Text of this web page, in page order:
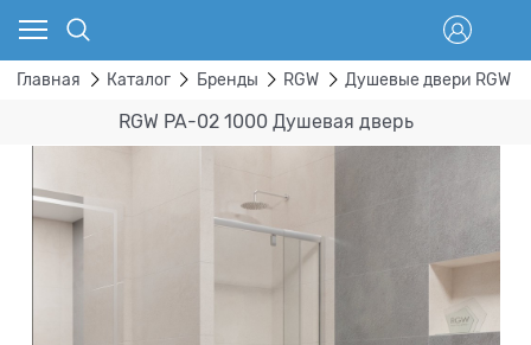
Главная Каталог Бренды RGW Душевые двери RGW
RGW PA-02 1000 Душевая дверь